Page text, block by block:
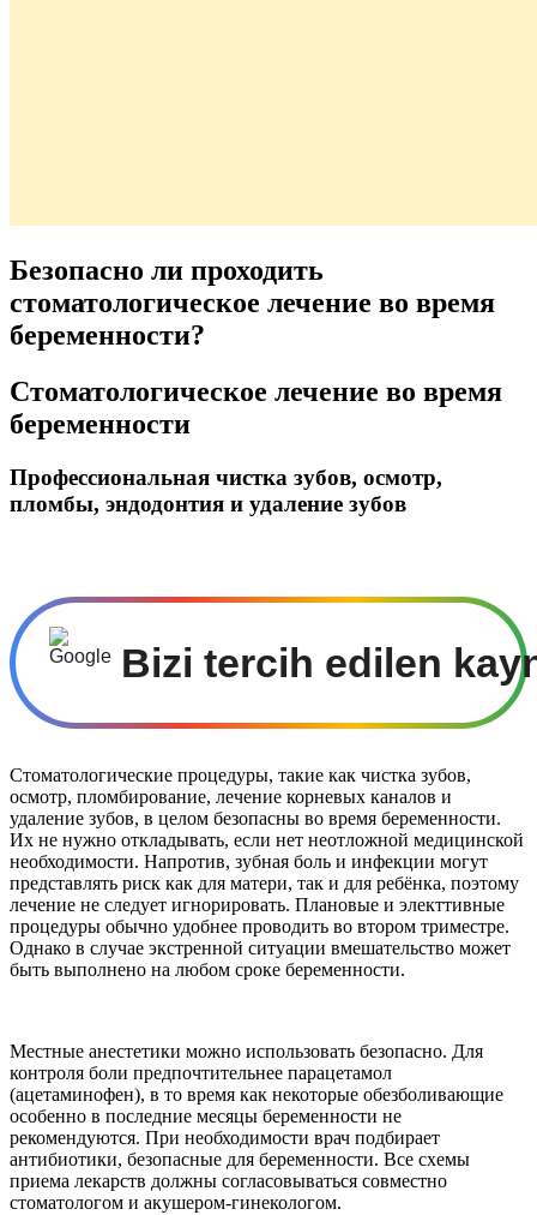
Безопасно ли проходить
стоматологическое лечение во время
беременности?
Стоматологическое лечение во время
беременности
Профессиональная чистка зубов, осмотр,
пломбы, эндодонтия и удаление зубов
Bizi tercih edilen
Стоматологические процедуры, такие как чистка зубов,
осмотр, пломбирование, лечение корневых каналов и
удаление зубов, в целом безопасны во время беременности.
Их не нужно откладывать, если нет неотложной медицинской
необходимости. Напротив, зубная боль и инфекции могут
представлять риск как для матери, так и для ребёнка, поэтому
лечение не следует игнорировать. Плановые и электтивные
процедуры обычно удобнее проводить во втором триместре.
Однако в случае экстренной ситуации вмешательство может
быть выполнено на любом сроке беременности.
Местные анестетики можно использовать безопасно. Для
контроля боли предпочтительнее парацетамол
(ацетаминофен), в то время как некоторые обезболивающие
особенно в последние месяцы беременности не
рекомендуются. При необходимости врач подбирает
антибиотики, безопасные для беременности. Все схемы
приема лекарств должны согласовываться совместно
стоматологом и акушером-гинекологом.